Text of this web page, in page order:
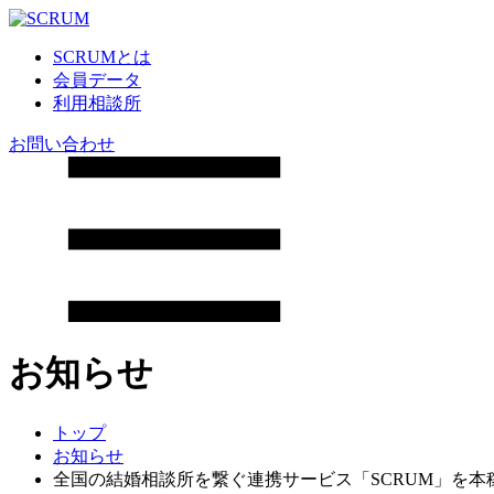
SCRUMとは
会員データ
利用相談所
お問い合わせ
お知らせ
トップ
お知らせ
全国の結婚相談所を繋ぐ連携サービス「SCRUM」を本